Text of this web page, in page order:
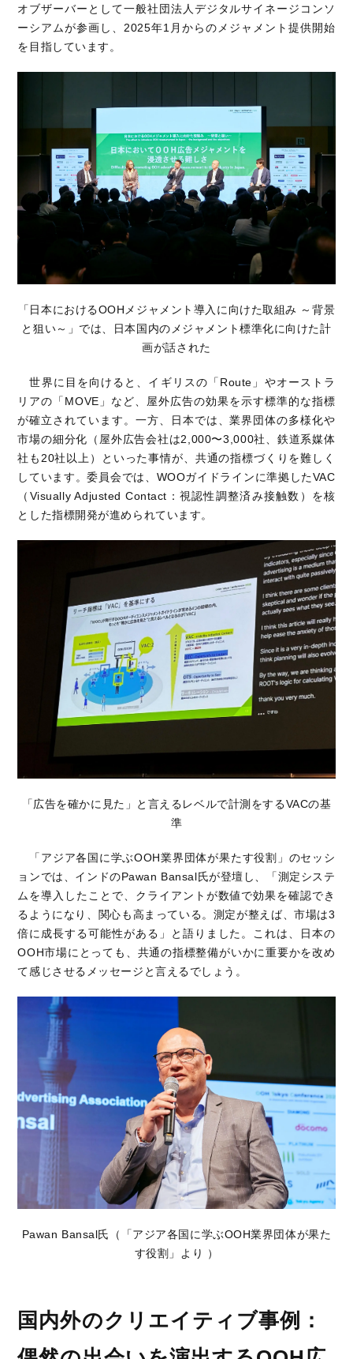
オブザーバーとして一般社団法人デジタルサイネージコンソ
ーシアムが参画し、2025年1月からのメジャメント提供開始
を目指しています。
「日本におけるOOHメジャメント導入に向けた取組み ～背景
と狙い～」では、日本国内のメジャメント標準化に向けた計
画が話された
世界に目を向けると、イギリスの「Route」やオーストラ
リアの「MOVE」など、屋外広告の効果を示す標準的な指標
が確立されています。一方、日本では、業界団体の多様化や
市場の細分化（屋外広告会社は2,000〜3,000社、鉄道系媒体
社も20社以上）といった事情が、共通の指標づくりを難しく
しています。委員会では、WOOガイドラインに準拠したVAC
（Visually Adjusted Contact：視認性調整済み接触数）を核
とした指標開発が進められています。
「広告を確かに見た」と言えるレベルで計測をするVACの基
準
「アジア各国に学ぶOOH業界団体が果たす役割」のセッシ
ョンでは、インドのPawan Bansal氏が登壇し、「測定システ
ムを導入したことで、クライアントが数値で効果を確認でき
るようになり、関心も高まっている。測定が整えば、市場は3
倍に成長する可能性がある」と語りました。これは、日本の
OOH市場にとっても、共通の指標整備がいかに重要かを改め
て感じさせるメッセージと言えるでしょう。
Pawan Bansal氏（「アジア各国に学ぶOOH業界団体が果た
す役割」より ）
国内外のクリエイティブ事例：